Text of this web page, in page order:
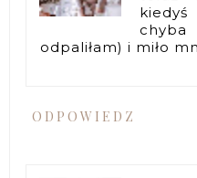
odpaliłam) i miło
ODPOWIEDZ